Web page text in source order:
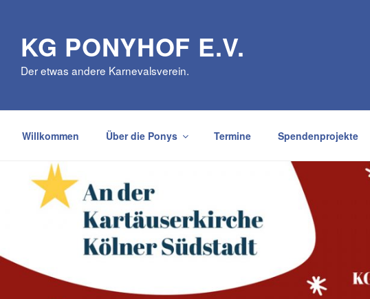
springenKG PONYHOF E.V.
Der etwas andere Karnevalsverein.
Willkommen Über die Ponys Termine Spendenprojekte